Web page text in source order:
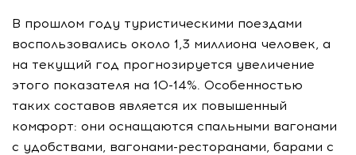
В прошлом году туристическими поездами
воспользовались около 1,3 миллиона человек, а
на текущий год прогнозируется увеличение
этого показателя на 10-14%. Особенностью
таких составов является их повышенный
комфорт: они оснащаются спальными вагонами
с удобствами, вагонами-ресторанами, барами с